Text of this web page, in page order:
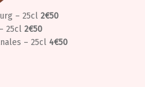
– 25cl 2€50
25cl 2€50
– 25cl 4€50